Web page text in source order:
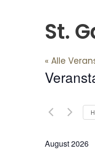
St.
« Alle
August 2026